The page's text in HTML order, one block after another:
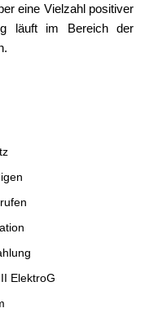
eine Vielzahl positiver
läuft im Bereich der
ElektroG